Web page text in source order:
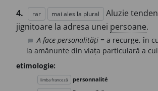
4. rar mai ales la plural
Aluzie
jignitoare la adresa unei persoane.
A face personalități = a recurge, în
la amănunte din viața particulară a
etimologie:
limba franceză personnalité